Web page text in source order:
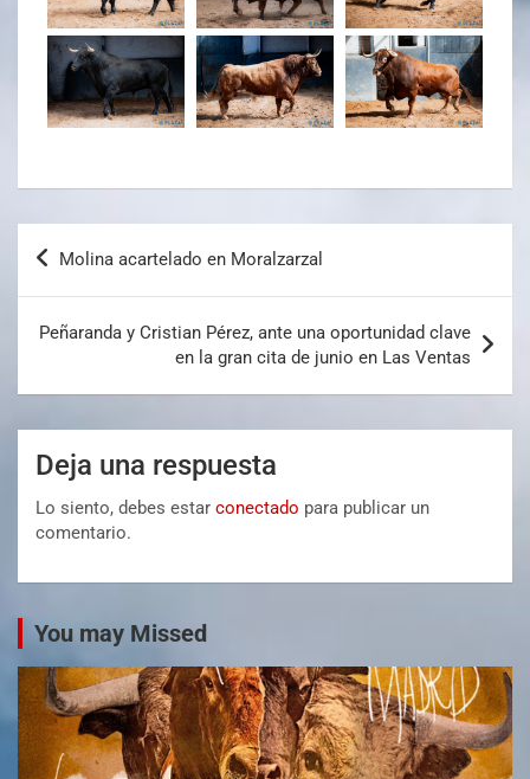
Molina acartelado en Moralzarzal
Peñaranda y Cristian Pérez, ante una oportunidad clave
en la gran cita de junio en Las Ventas
Deja una respuesta
Lo siento, debes estar conectado para publicar un
comentario.
You may Missed